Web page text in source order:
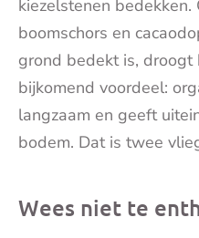
kiezelstenen bedekken.
boomschors en
grond bedekt is, droogt
bijkomend voordeel:
langzaam en geeft
bodem. Dat is twee
Wees niet te